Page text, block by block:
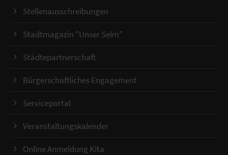
Stellenausschreibungen
Stadtmagazin "Unser Selm"
Städtepartnerschaft
Bürgerschaftliches Engagement
Serviceportal
Veranstaltungskalender
Online Anmeldung Kita